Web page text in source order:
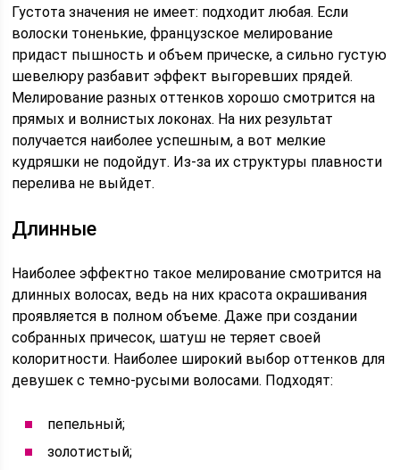
Густота значения не имеет: подходит любая. Если
волоски тоненькие, французское мелирование
придаст пышность и объем прическе, а сильно густую
шевелюру разбавит эффект выгоревших прядей.
Мелирование разных оттенков хорошо смотрится на
прямых и волнистых локонах. На них результат
получается наиболее успешным, а вот мелкие
кудряшки не подойдут. Из-за их структуры плавности
перелива не выйдет.
Длинные
Наиболее эффектно такое мелирование смотрится на
длинных волосах, ведь на них красота окрашивания
проявляется в полном объеме. Даже при создании
собранных причесок, шатуш не теряет своей
колоритности. Наиболее широкий выбор оттенков для
девушек с темно-русыми волосами. Подходят:
пепельный;
золотистый;